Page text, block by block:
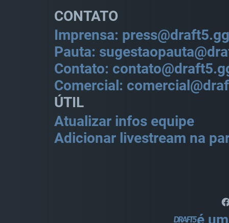
CONTATO
Imprensa: press@draft5.gg
Pauta:
Contato:
Comercial:
ÚTIL
Atualizar infos equipe
Adicionar livestream na
é